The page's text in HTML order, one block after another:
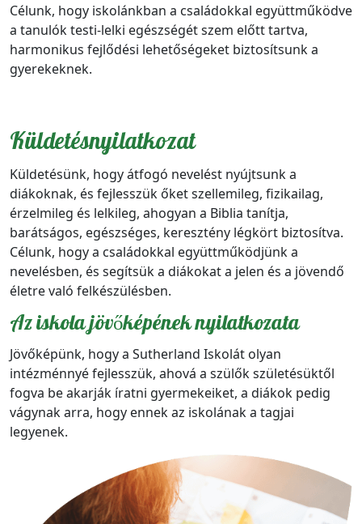
Célunk, hogy iskolánkban a családokkal együttműködve
a tanulók testi-lelki egészségét szem előtt tartva,
harmonikus fejlődési lehetőségeket biztosítsunk a
gyerekeknek.
Küldetésnyilatkozat
Küldetésünk, hogy átfogó nevelést nyújtsunk a
diákoknak, és fejlesszük őket szellemileg, fizikailag,
érzelmileg és lelkileg, ahogyan a Biblia tanítja,
barátságos, egészséges, keresztény légkört biztosítva.
Célunk, hogy a családokkal együttműködjünk a
nevelésben, és segítsük a diákokat a jelen és a jövendő
életre való felkészülésben.
Az iskola jövőképének nyilatkozata
Jövőképünk, hogy a Sutherland Iskolát olyan
intézménnyé fejlesszük, ahová a szülők születésüktől
fogva be akarják íratni gyermekeiket, a diákok pedig
vágynak arra, hogy ennek az iskolának a tagjai
legyenek.